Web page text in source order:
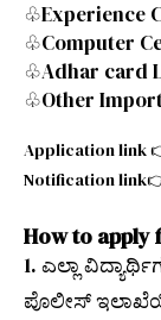
♧Experience
♧Computer
♧Adhar card
♧Other
Application link
Notification
How to apply
1. ಎಲ್ಲಾ
ಪೊಲೀಸ್